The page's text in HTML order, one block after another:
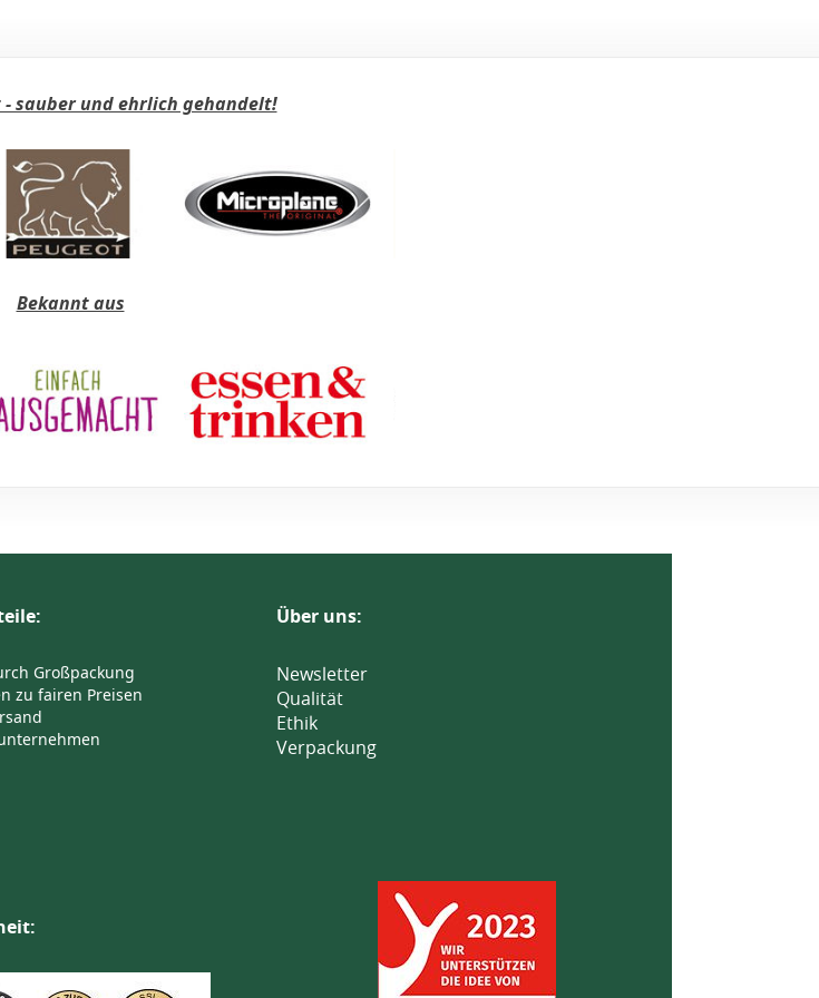
sauber und ehrlich gehandelt!
Bekannt aus
Großpackung
zu fairen Preisen
Über uns:
Newsletter
Qualität
Ethik
Verpackung